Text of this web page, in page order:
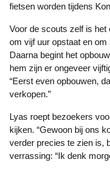
fietsen worden tijdens
Voor de scouts zelf is het een lange dag. Lyas gaf aan dat hij
om vijf uur opstaat en
Daarna begint het
hem zijn er ongeveer
“Eerst even opbouwen,
verkopen.”
Lyas roept bezoekers vooral op om bij de scouting te komen
kijken. “Gewoon bij ons
verder precies te zien is,
verrassing: “Ik denk